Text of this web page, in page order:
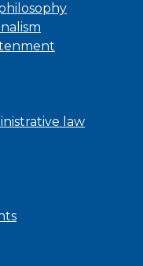
law